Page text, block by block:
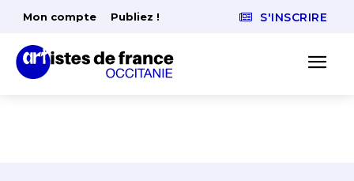
Mon compte Publiez ! S'INSCRIRE